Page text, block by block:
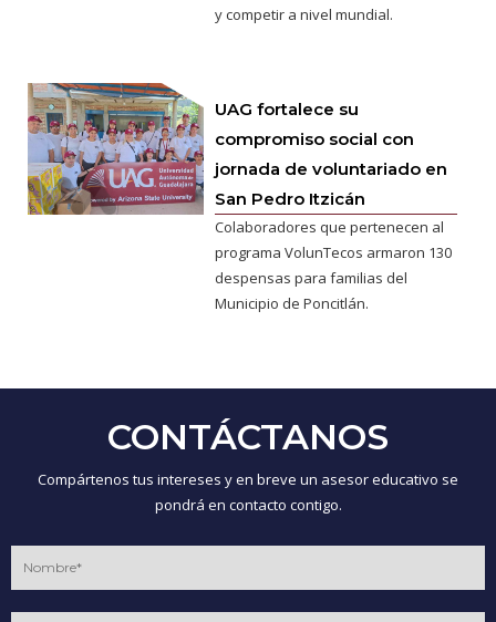
y competir a nivel mundial.
UAG fortalece su
compromiso social con
jornada de voluntariado en
San Pedro Itzicán
Colaboradores que pertenecen al
programa VolunTecos armaron 130
despensas para familias del
Municipio de Poncitlán.
CONTÁCTANOS
Compártenos tus intereses y en breve un asesor educativo se
pondrá en contacto contigo.